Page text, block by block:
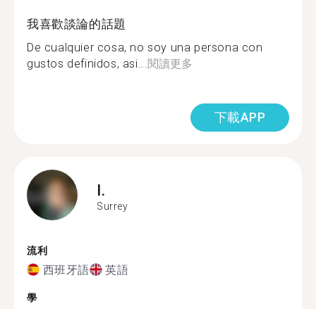
我喜歡談論的話題
De cualquier cosa, no soy una persona con
gustos definidos, asi...閱讀更多
下載APP
I.
Surrey
流利
西班牙語 英語
學